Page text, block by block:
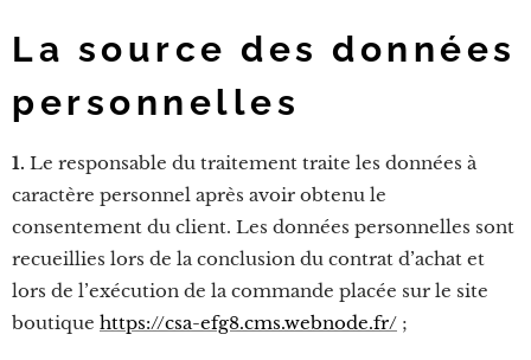
La source des données
personnelles
1. Le responsable du traitement traite les données à
caractère personnel après avoir obtenu le
consentement du client. Les données personnelles sont
recueillies lors de la conclusion du contrat d’achat et
lors de l’exécution de la commande placée sur le site
boutique https://csa-efg8.cms.webnode.fr/ ;